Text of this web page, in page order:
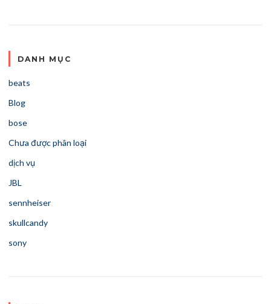
DANH MỤC
beats
Blog
bose
Chưa được phân loại
dịch vụ
JBL
sennheiser
skullcandy
sony